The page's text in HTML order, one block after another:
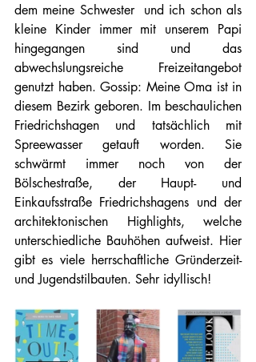
dem meine Schwester  und ich schon als
kleine Kinder immer mit unserem Papi
hingegangen sind und das
abwechslungsreiche Freizeitangebot
genutzt haben. Gossip: Meine Oma ist in
diesem Bezirk geboren. Im beschaulichen
Friedrichshagen und tatsächlich mit
Spreewasser getauft worden. Sie
schwärmt immer noch von der
Bölschestraße, der Haupt- und
Einkaufsstraße Friedrichshagens und der
architektonischen Highlights, welche
unterschiedliche Bauhöhen aufweist. Hier
gibt es viele herrschaftliche Gründerzeit-
und Jugendstilbauten. Sehr idyllisch!